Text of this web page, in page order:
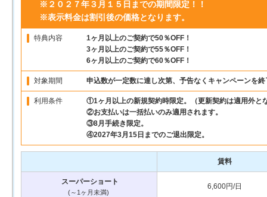
※２０２７年３月１５日までの期間限定！！
※表示料金は割引後の価格となります。
特典内容
1ヶ月以上のご契約で50％OFF！
3ヶ月以上のご契約で55％OFF！
6ヶ月以上のご契約で60％OFF！
対象期間 申込数が一定数に達し次第、予告なくキャンペーンを
利用条件
①1ヶ月以上の新規契約時限定。（更新契約は適用外と
②お支払いは一括払いのみ適用されます。
③8月手続き限定。
④2027年3月15日までのご退出限定。
賃料
スーパーショート
(～1ヶ月未満)
6,600円/日